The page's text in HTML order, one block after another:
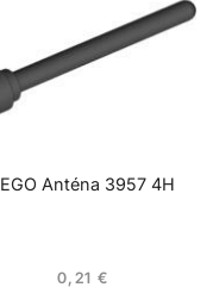
Anténa 3957 4H
0,21 €